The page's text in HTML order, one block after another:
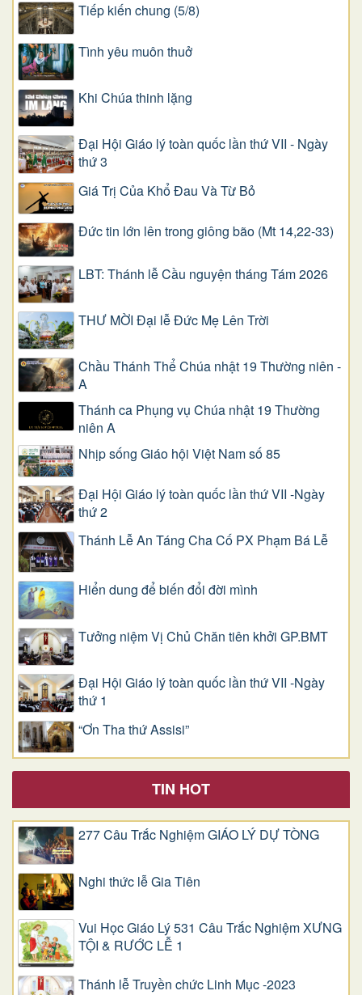
Tiếp kiến chung (5/8)
Tình yêu muôn thuở
Khi Chúa thinh lặng
Đại Hội Giáo lý toàn quốc lần thứ VII - Ngày
thứ 3
Giá Trị Của Khổ Ðau Và Từ Bỏ
Đức tin lớn lên trong giông bão (Mt 14,22-33)
LBT: Thánh lễ Cầu nguyện tháng Tám 2026
THƯ MỜI Đại lễ Đức Mẹ Lên Trời
Chầu Thánh Thể Chúa nhật 19 Thường niên -
A
Thánh ca Phụng vụ Chúa nhật 19 Thường
niên A
Nhịp sống Giáo hội Việt Nam số 85
Đại Hội Giáo lý toàn quốc lần thứ VII -Ngày
thứ 2
Thánh Lễ An Táng Cha Cố PX Phạm Bá Lễ
Hiển dung để biến đổi đời mình
Tưởng niệm Vị Chủ Chăn tiên khởi GP.BMT
Đại Hội Giáo lý toàn quốc lần thứ VII -Ngày
thứ 1
“Ơn Tha thứ Assisi”
TIN HOT
277 Câu Trắc Nghiệm GIÁO LÝ DỰ TÒNG
Nghi thức lễ Gia Tiên
Vui Học Giáo Lý 531 Câu Trắc Nghiệm XƯNG
TỘI & RƯỚC LỄ 1
Thánh lễ Truyền chức Linh Mục -2023